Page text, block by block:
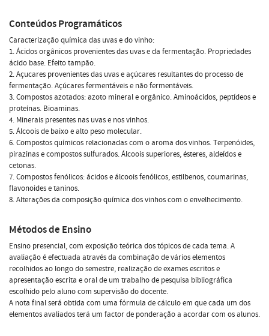
Conteúdos Programáticos
Caracterização química das uvas e do vinho:
1. Ácidos orgânicos provenientes das uvas e da fermentação. Propriedades
ácido base. Efeito tampão.
2. Açucares provenientes das uvas e açúcares resultantes do processo de
fermentação. Açúcares fermentáveis e não fermentáveis.
3. Compostos azotados: azoto mineral e orgânico. Aminoácidos, peptídeos e
proteínas. Bioaminas.
4. Minerais presentes nas uvas e nos vinhos.
5. Álcoois de baixo e alto peso molecular.
6. Compostos químicos relacionadas com o aroma dos vinhos. Terpenóides,
pirazinas e compostos sulfurados. Álcoois superiores, ésteres, aldeídos e
cetonas.
7. Compostos fenólicos: ácidos e álcoois fenólicos, estilbenos, coumarinas,
flavonoides e taninos.
8. Alterações da composição química dos vinhos com o envelhecimento.
Métodos de Ensino
Ensino presencial, com exposição teórica dos tópicos de cada tema. A
avaliação é efectuada através da combinação de vários elementos
recolhidos ao longo do semestre, realização de exames escritos e
apresentação escrita e oral de um trabalho de pesquisa bibliográfica
escolhido pelo aluno com supervisão do docente.
A nota final será obtida com uma fórmula de cálculo em que cada um dos
elementos avaliados terá um factor de ponderação a acordar com os alunos.